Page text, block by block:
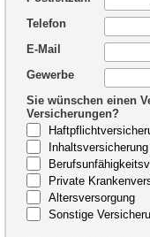
Telefon
E-Mail
Gewerbe
Sie wünschen einen
Versicherungen?
Private
Altersversorgung
Sonstige